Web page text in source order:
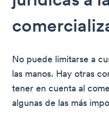
No puede limitarse a
las manos. Hay otras
tener en cuenta al
algunas de las más